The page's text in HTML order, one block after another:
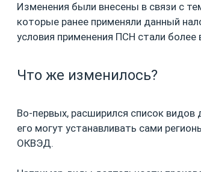
Изменения были внесены в связи с
которые ранее применяли данный
условия применения ПСН стали
Что же изменилось?
Во-первых, расширился список видов
его могут устанавливать сами
ОКВЭД.